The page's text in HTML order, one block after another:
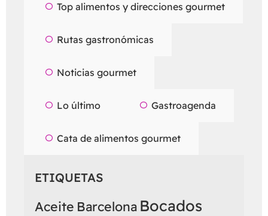
Top alimentos y direcciones gourmet
Rutas gastronómicas
Noticias gourmet
Lo último Gastroagenda
Cata de alimentos gourmet
ETIQUETAS
Aceite Barcelona Bocados